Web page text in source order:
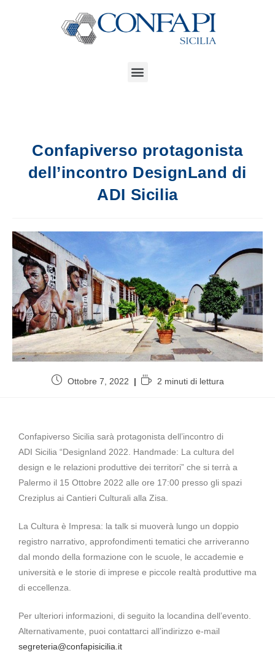
Confapiverso protagonista
dell’incontro DesignLand di
ADI Sicilia
Ottobre 7, 2022 2 minuti di lettura
Confapiverso Sicilia sarà protagonista dell’incontro di
ADI Sicilia “Designland 2022. Handmade: La cultura del
design e le relazioni produttive dei territori” che si terrà a
Palermo il 15 Ottobre 2022 alle ore 17:00 presso gli spazi
Creziplus ai Cantieri Culturali alla Zisa.
La Cultura è Impresa: la talk si muoverà lungo un doppio
registro narrativo, approfondimenti tematici che arriveranno
dal mondo della formazione con le scuole, le accademie e
università e le storie di imprese e piccole realtà produttive ma
di eccellenza.
Per ulteriori informazioni, di seguito la locandina dell’evento.
Alternativamente, puoi contattarci all’indirizzo e-mail
segreteria@confapisicilia.it